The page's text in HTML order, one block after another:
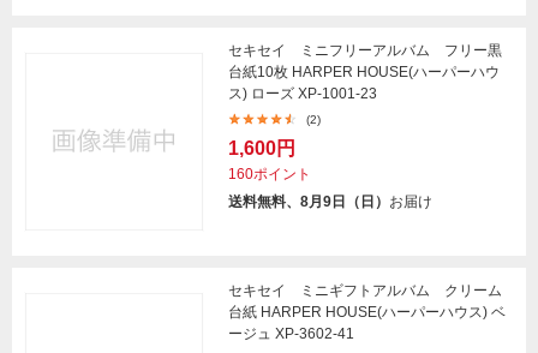
セキセイ ミニフリーアルバム フリー黒
台紙10枚 HARPER HOUSE(ハーパーハウ
ス) ローズ XP-1001-23
(2)
1,600円
160ポイント
送料無料、8月9日（日） お届け
セキセイ ミニギフトアルバム クリーム
台紙 HARPER HOUSE(ハーパーハウス) ベ
ージュ XP-3602-41